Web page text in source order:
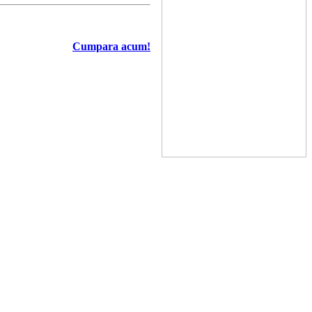
Cumpara acum!